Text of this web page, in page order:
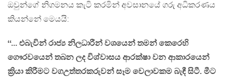
ඔවුන්ගේ නිගමනය කැටි කරමින් අවසානයේ ගරු අධිකරණය
කියන්නේ මෙයයි:
‘‘… එබැවින් රාජ්‍ය නිලධාරීන් වශයෙන් තමන් කෙරෙහි
ගෞරවයෙන් තබන ලද විශ්වාසය ආරක්ෂා වන ආකාරයෙන්
ක්‍රියා කිරීමට වගඋත්තරකරුවන් සෑම වෙලාවකම බැඳී සිටී. මීට